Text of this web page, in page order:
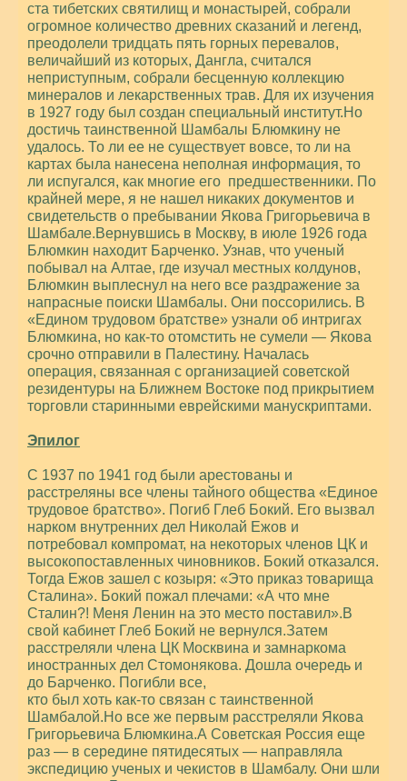
ста тибетских святилищ и монастырей, собрали
огромное количество древних сказаний и легенд,
преодолели тридцать пять горных перевалов,
величайший из которых, Дангла, считался
неприступным, собрали бесценную коллекцию
минералов и лекарственных трав. Для их изучения
в 1927 году был создан специальный институт.Но
достичь таинственной Шамбалы Блюмкину не
удалось. То ли ее не существует вовсе, то ли на
картах была нанесена неполная информация, то
ли испугался, как многие его предшественники. По
крайней мере, я не нашел никаких документов и
свидетельств о пребывании Якова Григорьевича в
Шамбале.Вернувшись в Москву, в июле 1926 года
Блюмкин находит Барченко. Узнав, что ученый
побывал на Алтае, где изучал местных колдунов,
Блюмкин выплеснул на него все раздражение за
напрасные поиски Шамбалы. Они поссорились. В
«Едином трудовом братстве» узнали об интригах
Блюмкина, но как-то отомстить не сумели — Якова
срочно отправили в Палестину. Началась
операция, связанная с организацией советской
резидентуры на Ближнем Востоке под прикрытием
торговли старинными еврейскими манускриптами.
Эпилог
С 1937 по 1941 год были арестованы и
расстреляны все члены тайного общества «Единое
трудовое братство». Погиб Глеб Бокий. Его вызвал
нарком внутренних дел Николай Ежов и
потребовал компромат, на некоторых членов ЦК и
высокопоставленных чиновников. Бокий отказался.
Тогда Ежов зашел с козыря: «Это приказ товарища
Сталина». Бокий пожал плечами: «А что мне
Сталин?! Меня Ленин на это место поставил».В
свой кабинет Глеб Бокий не вернулся.Затем
расстреляли члена ЦК Москвина и замнаркома
иностранных дел Стомонякова. Дошла очередь и
до Барченко. Погибли все,
кто был хоть как-то связан с таинственной
Шамбалой.Но все же первым расстреляли Якова
Григорьевича Блюмкина.А Советская Россия еще
раз — в середине пятидесятых — направляла
экспедицию ученых и чекистов в Шамбалу. Они шли